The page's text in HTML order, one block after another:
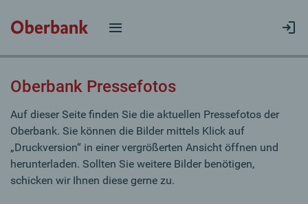
Oberbank Pressefotos
Auf dieser Seite finden Sie die aktuellen Pressefotos der
Oberbank. Sie können die Bilder mittels Klick auf
„Druckversion“ in einer vergrößerten Ansicht öffnen und
herunterladen. Sollten Sie weitere Bilder benötigen,
schicken wir Ihnen diese gerne zu.